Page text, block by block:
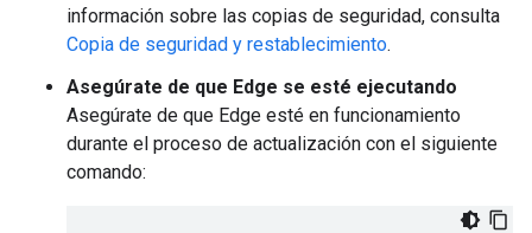
información sobre las copias de seguridad, consulta
Copia de seguridad y restablecimiento.
Asegúrate de que Edge se esté ejecutando
Asegúrate de que Edge esté en funcionamiento
durante el proceso de actualización con el siguiente
comando: